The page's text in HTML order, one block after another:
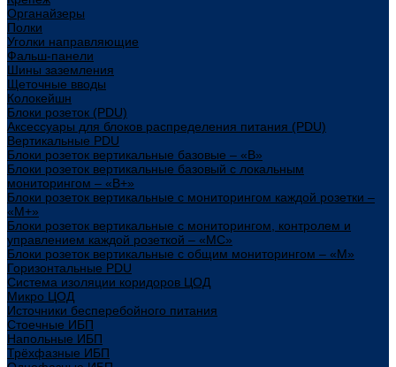
Органайзеры
Полки
Уголки направляющие
Фальш-панели
Шины заземления
Щеточные вводы
Колокейшн
Блоки розеток (PDU)
Аксессуары для блоков распределения питания (PDU)
Вертикальные PDU
Блоки розеток вертикальные базовые – «В»
Блоки розеток вертикальные базовый с локальным
мониторингом – «В+»
Блоки розеток вертикальные с мониторингом каждой розетки –
«М+»
Блоки розеток вертикальные с мониторингом, контролем и
управлением каждой розеткой – «МС»
Блоки розеток вертикальные с общим мониторингом – «М»
Горизонтальные PDU
Система изоляции коридоров ЦОД
Микро ЦОД
Источники бесперебойного питания
Стоечные ИБП
Напольные ИБП
Трёхфазные ИБП